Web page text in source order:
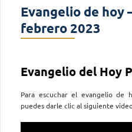
Evangelio de hoy
febrero 2023
Evangelio del Hoy
Para escuchar el evangelio
puedes darle clic al siguiente